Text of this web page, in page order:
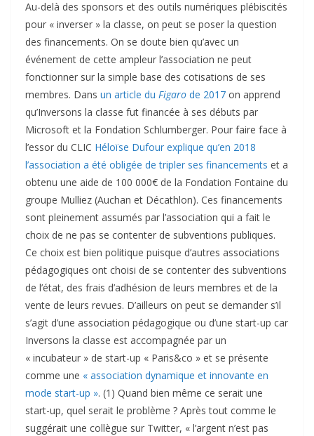
Au-delà des sponsors et des outils numériques plébiscités
pour « inverser » la classe, on peut se poser la question
des financements. On se doute bien qu’avec un
événement de cette ampleur l’association ne peut
fonctionner sur la simple base des cotisations de ses
membres. Dans un article du Figaro de 2017 on apprend
qu’Inversons la classe fut financée à ses débuts par
Microsoft et la Fondation Schlumberger. Pour faire face à
l’essor du CLIC Héloïse Dufour explique qu’en 2018
l’association a été obligée de tripler ses financements et a
obtenu une aide de 100 000€ de la Fondation Fontaine du
groupe Mulliez (Auchan et Décathlon). Ces financements
sont pleinement assumés par l’association qui a fait le
choix de ne pas se contenter de subventions publiques.
Ce choix est bien politique puisque d’autres associations
pédagogiques ont choisi de se contenter des subventions
de l’état, des frais d’adhésion de leurs membres et de la
vente de leurs revues. D’ailleurs on peut se demander s’il
s’agit d’une association pédagogique ou d’une start-up car
Inversons la classe est accompagnée par un
« incubateur » de start-up « Paris&co » et se présente
comme une « association dynamique et innovante en
mode start-up ». (1) Quand bien même ce serait une
start-up, quel serait le problème ? Après tout comme le
suggérait une collègue sur Twitter, « l’argent n’est pas